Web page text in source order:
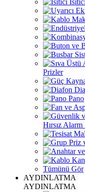
Isıtıcı
Prizler
Pano
Hırsız
Tümünü Gör
AYDINLATMA
AYDINLATMA